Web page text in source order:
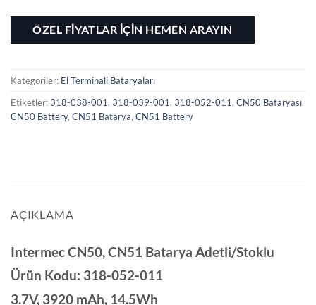
ÖZEL FİYATLAR İÇİN HEMEN ARAYIN
Kategoriler: El Terminali Bataryaları
Etiketler:318-038-001, 318-039-001, 318-052-011, CN50 Bataryası,
CN50 Battery, CN51 Batarya, CN51 Battery
AÇIKLAMA
Intermec CN50, CN51 Batarya Adetli/Stoklu
Ürün Kodu: 318-052-011
3.7V, 3920 mAh, 14.5Wh